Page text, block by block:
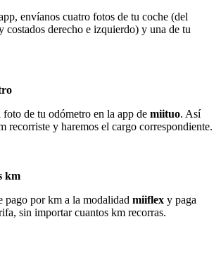
envíanos cuatro fotos de tu coche (del
costados derecho e izquierdo) y una de tu
foto de tu odómetro en la app de miituo. Así
recorriste y haremos el cargo correspondiente.
km
pago por km a la modalidad miiflex y paga
sin importar cuantos km recorras.